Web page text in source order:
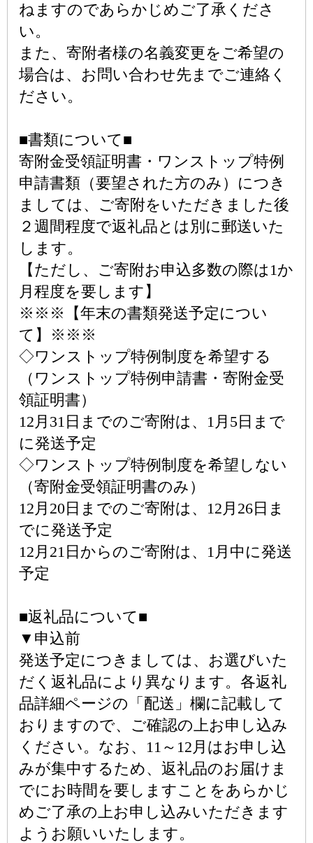
ねますのであらかじめご了承くださ
い。
また、寄附者様の名義変更をご希望の
場合は、お問い合わせ先までご連絡く
ださい。
■書類について■
寄附金受領証明書・ワンストップ特例
申請書類（要望された方のみ）につき
ましては、ご寄附をいただきました後
２週間程度で返礼品とは別に郵送いた
します。
【ただし、ご寄附お申込多数の際は1か
月程度を要します】
※※※【年末の書類発送予定につい
て】※※※
◇ワンストップ特例制度を希望する
（ワンストップ特例申請書・寄附金受
領証明書）
12月31日までのご寄附は、1月5日まで
に発送予定
◇ワンストップ特例制度を希望しない
（寄附金受領証明書のみ）
12月20日までのご寄附は、12月26日ま
でに発送予定
12月21日からのご寄附は、1月中に発送
予定
■返礼品について■
▼申込前
発送予定につきましては、お選びいた
だく返礼品により異なります。各返礼
品詳細ページの「配送」欄に記載して
おりますので、ご確認の上お申し込み
ください。なお、11～12月はお申し込
みが集中するため、返礼品のお届けま
でにお時間を要しますことをあらかじ
めご了承の上お申し込みいただきます
ようお願いいたします。